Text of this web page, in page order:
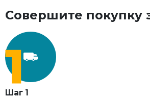
Совершите покупку
Шаг 1